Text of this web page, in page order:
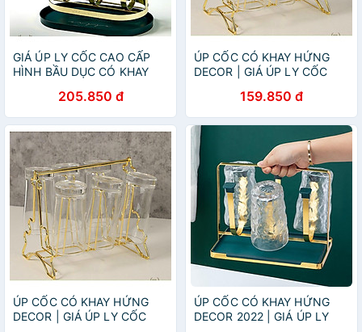
GIÁ ÚP LY CỐC CAO CẤP
HÌNH BẦU DỤC CÓ KHAY
205.850 đ
ÚP CỐC CÓ KHAY HỨNG
DECOR | GIÁ ÚP LY CỐC
HỨNG NƯỚC BẦU DỤC (
MẪU MỚI VỀ )
159.850 đ
ÚP CỐC CÓ KHAY HỨNG
DECOR | GIÁ ÚP LY CỐC
ÚP CỐC CÓ KHAY HỨNG
DECOR 2022 | GIÁ ÚP LY